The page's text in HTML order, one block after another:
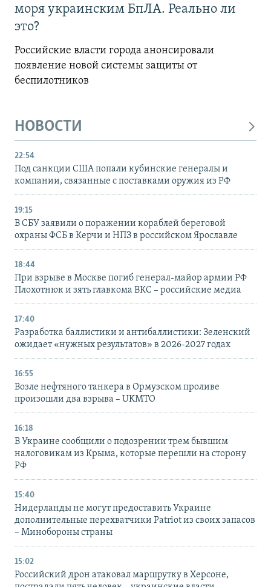
моря украинским БпЛА. Реально ли
это?
Российские власти города анонсировали
появление новой системы защиты от
беспилотников
НОВОСТИ
22:54
Под санкции США попали кубинские генералы и
компании, связанные с поставками оружия из РФ
19:15
В СБУ заявили о поражении кораблей береговой
охраны ФСБ в Керчи и НПЗ в российском Ярославле
18:44
При взрыве в Москве погиб генерал-майор армии РФ
Плохотнюк и зять главкома ВКС – российские медиа
17:40
Разработка баллистики и антибаллистики: Зеленский
ожидает «нужных результатов» в 2026-2027 годах
16:55
Возле нефтяного танкера в Ормузском проливе
произошли два взрыва – UKMTO
16:18
В Украине сообщили о подозрении трем бывшим
налоговикам из Крыма, которые перешли на сторону
РФ
15:40
Нидерланды не могут предоставить Украине
дополнительные перехватчики Patriot из своих запасов
– Минобороны страны
15:02
Российский дрон атаковал маршрутку в Херсоне,